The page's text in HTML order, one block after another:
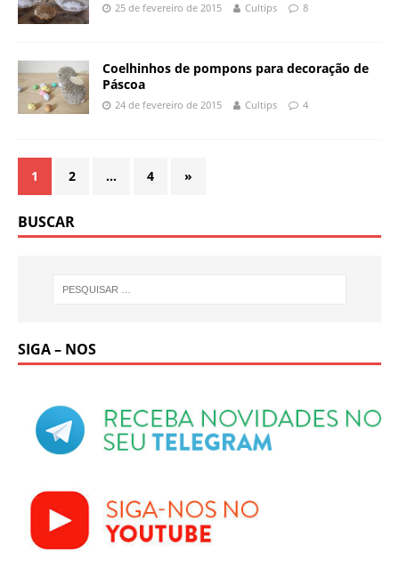
25 de fevereiro de 2015 Cultips 8
Coelhinhos de pompons para decoração de
Páscoa
24 de fevereiro de 2015 Cultips 4
1 2 … 4 »
BUSCAR
SIGA – NOS